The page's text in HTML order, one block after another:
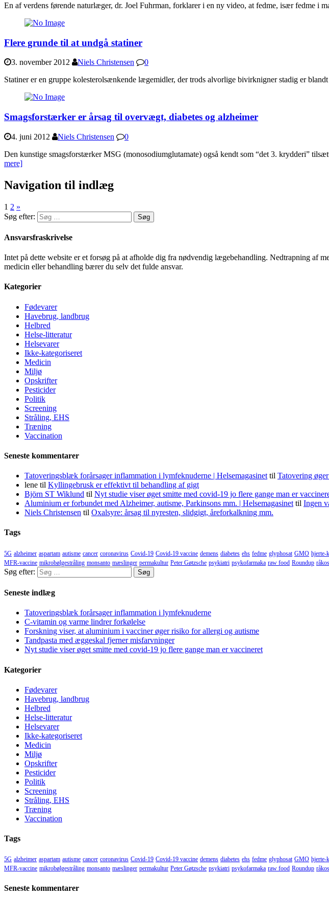
En af verdens førende naturlæger, dr. Joel Fuhrman, forklarer i en ny video, at fedme, især fedme i
Flere grunde til at undgå statiner
3. november 2012 Niels Christensen
0
Statiner er en gruppe kolesterolsænkende lægemidler, der trods alvorlige bivirknigner stadig er
Smagsforstærker er årsag til overvægt, diabetes og alzheimer
4. juni 2012 Niels Christensen
0
Den kunstige smagsforstærker MSG (monosodiumglutamate) også kendt som “det 3. krydderi”
mere]
Navigation til indlæg
1 2 »
Søg efter:
Ansvarsfraskrivelse
Intet på dette website er et forsøg på at afholde dig fra nødvendig lægebehandling. Nedtrapning
medicin eller behandling bærer du selv det fulde ansvar.
Kategorier
Fødevarer
Havebrug, landbrug
Helbred
Helse-litteratur
Helsevarer
Ikke-kategoriseret
Medicin
Miljø
Opskrifter
Pesticider
Politik
Screening
Stråling, EHS
Træning
Vaccination
Seneste kommentarer
Tatoveringsblæk forårsager inflammation i lymfeknuderne | Helsemagasinet til Tatovering
lene til Kyllingebrusk er effektivt til behandling af gigt
Björn ST Wiklund til Nyt studie viser øget smitte med covid-19 jo flere gange man er
Aluminium er forbundet med Alzheimer, autisme, Parkinsons mm. | Helsemagasinet til Ingen
Niels Christensen til Oxalsyre: årsag til nyresten, slidgigt, åreforkalkning mm.
Tags
5G alzheimer aspartam autisme cancer coronavirus Covid-19 Covid-19 vaccine demens diabetes ehs fedme glyphosat GMO hjerte-
MFR-vaccine mikrobølgestråling monsanto mæslinger permakultur Peter Gøtzsche psykiatri psykofarmaka raw food Roundup
Søg efter:
Seneste indlæg
Tatoveringsblæk forårsager inflammation i lymfeknuderne
C-vitamin og varme lindrer forkølelse
Forskning viser, at aluminium i vacciner øger risiko for allergi og autisme
Tandpasta med æggeskal fjerner misfarvninger
Nyt studie viser øget smitte med covid-19 jo flere gange man er vaccineret
Kategorier
Fødevarer
Havebrug, landbrug
Helbred
Helse-litteratur
Helsevarer
Ikke-kategoriseret
Medicin
Miljø
Opskrifter
Pesticider
Politik
Screening
Stråling, EHS
Træning
Vaccination
Tags
5G alzheimer aspartam autisme cancer coronavirus Covid-19 Covid-19 vaccine demens diabetes ehs fedme glyphosat GMO hjerte-
MFR-vaccine mikrobølgestråling monsanto mæslinger permakultur Peter Gøtzsche psykiatri psykofarmaka raw food Roundup
Seneste kommentarer